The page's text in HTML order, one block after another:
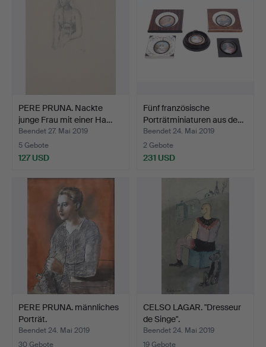
PERE PRUNA. Nackte
junge Frau mit einer Ha…
Beendet 27. Mai 2019
5 Gebote
127 USD
Fünf französische
Porträtminiaturen aus de…
Beendet 24. Mai 2019
2 Gebote
231 USD
PERE PRUNA. männliches
Porträt.
Beendet 24. Mai 2019
30 Gebote
CELSO LAGAR. "Dresseur
de Singe".
Beendet 24. Mai 2019
19 Gebote